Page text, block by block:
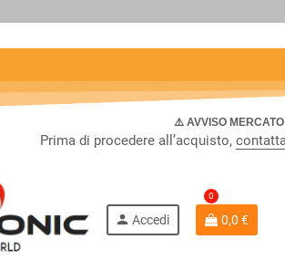
⚠️ AVVISO
Prima di procedere all’acquisto,
person Accedi
0
0,0 €